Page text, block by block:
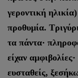
γεροντική
προθυμία.
τα πάντα·
είχαν
ευσταθείς,